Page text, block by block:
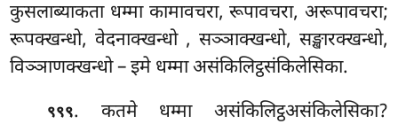
कुसलाब्याकता धम्मा कामावचरा, रूपावचरा, अरूपावचरा;
रूपक्खन्धो, वेदनाक्खन्धो , सञ्ञाक्खन्धो, सङ्खारक्खन्धो,
विञ्ञाणक्खन्धो – इमे धम्मा असंकिलिट्ठसंकिलेसिका.
९९९. कतमे धम्मा असंकिलिट्ठअसंकिलेसिका?